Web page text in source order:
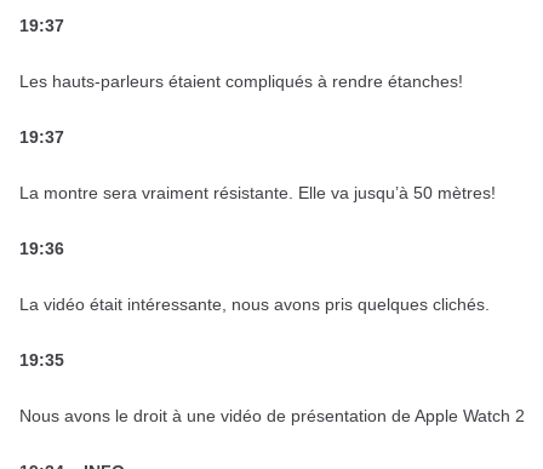
19:37
Les hauts-parleurs étaient compliqués à rendre étanches!
19:37
La montre sera vraiment résistante. Elle va jusqu’à 50 mètres!
19:36
La vidéo était intéressante, nous avons pris quelques clichés.
19:35
Nous avons le droit à une vidéo de présentation de Apple Watch 2